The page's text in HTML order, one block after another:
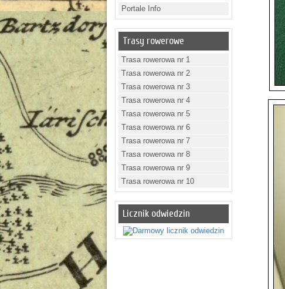
Portale Info
Trasy rowerowe
Trasa rowerowa nr 1
Trasa rowerowa nr 2
Trasa rowerowa nr 3
Trasa rowerowa nr 4
Trasa rowerowa nr 5
Trasa rowerowa nr 6
Trasa rowerowa nr 7
Trasa rowerowa nr 8
Trasa rowerowa nr 9
Trasa rowerowa nr 10
Licznik odwiedzin